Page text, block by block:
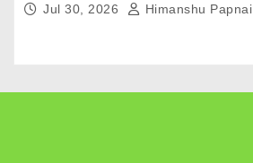
Jul 30, 2026 Himanshu Papnai